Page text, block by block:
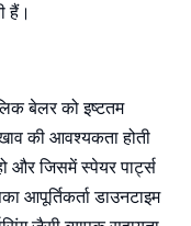
हैं।
बेलर को इष्टतम
की आवश्यकता होती
और जिसमें स्पेयर पार्ट्स
आपूर्तिकर्ता डाउनटाइम